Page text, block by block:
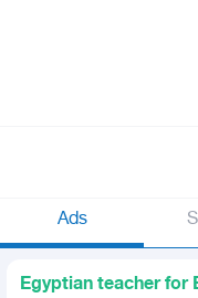
Ads
Egyptian teacher for